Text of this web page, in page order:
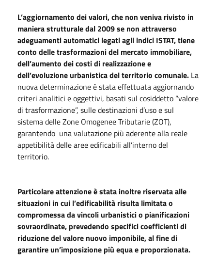
L’aggiornamento dei valori, che non veniva rivisto in
maniera strutturale dal 2009 se non attraverso
adeguamenti automatici legati agli indici ISTAT, tiene
conto delle trasformazioni del mercato immobiliare,
dell’aumento dei costi di realizzazione e
dell’evoluzione urbanistica del territorio comunale. La
nuova determinazione è stata effettuata aggiornando
criteri analitici e oggettivi, basati sul cosiddetto “valore
di trasformazione”, sulle destinazioni d’uso e sul
sistema delle Zone Omogenee Tributarie (ZOT),
garantendo una valutazione più aderente alla reale
appetibilità delle aree edificabili all’interno del
territorio.
Particolare attenzione è stata inoltre riservata alle
situazioni in cui l’edificabilità risulta limitata o
compromessa da vincoli urbanistici o pianificazioni
sovraordinate, prevedendo specifici coefficienti di
riduzione del valore nuovo imponibile, al fine di
garantire un’imposizione più equa e proporzionata.